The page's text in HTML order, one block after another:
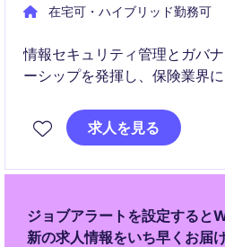
在宅可・ハイブリッド勤務可
情報セキュリティ管理とガバ
ーシップを発揮し、保険業界
のセキュリティ戦略を策定し
す。
求人を見る
ジョブアラートを設定すると
新の求人情報をいち早くお届